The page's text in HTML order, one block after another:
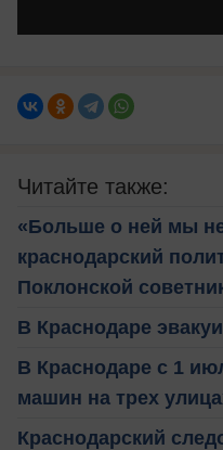
Читайте также:
«Больше о ней мы
краснодарский
Поклонской
В Краснодаре
В Краснодаре с 1
машин на трех
Краснодарский